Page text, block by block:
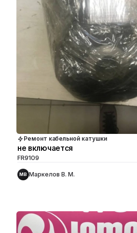
Ремонт кабельной катушки
не включается
FR9109
МВ Маркелов В. М.